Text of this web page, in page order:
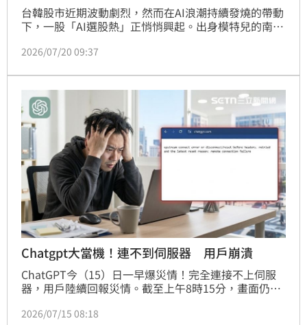
台韓股市近期波動劇烈，然而在AI浪潮持續發燒的帶動
下，一股「AI選股熱」正悄悄興起。出身模特兒的南韓
言，她參考ChatGPT的建議買進SK海力士，如今已成
球已有逾六成散戶開始借助AI工具進行投資決策，不過
也有專家示警，過度仰賴AI恐怕會醞釀出新型態的投資
風險。
2026/07/20 09:37
Chatgpt大當機！連不到伺服器 用戶崩潰
ChatGPT今（15）日一早爆災情！完全連接不上伺服
器，用戶陸續回報災情。截至上午8時15分，畫面仍是
統服務中斷原因，仍待官方進一步公告與說明。
2026/07/15 08:18